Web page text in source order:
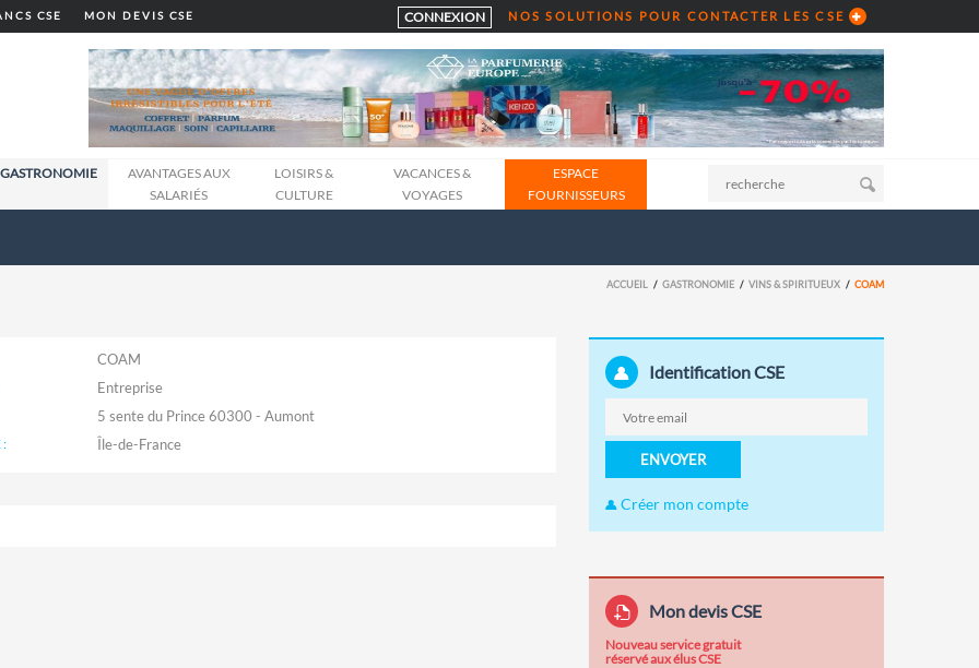
CSE MON DEVIS CSE CONNEXION NOS SOLUTIONS POUR CONTACTER LES CSE
GASTRONOMIE
AVANTAGES AUX
SALARIÉS
LOISIRS &
CULTURE
VACANCES &
VOYAGES
ESPACE
FOURNISSEURS
ACCUEIL GASTRONOMIE VINS & SPIRITUEUX COAM
COAM
Entreprise
5 sente du Prince 60300 - Aumont
: Île-de-France
Identification CSE
ENVOYER
Créer mon compte
Mon devis CSE
Nouveau service gratuit
réservé aux élus CSE